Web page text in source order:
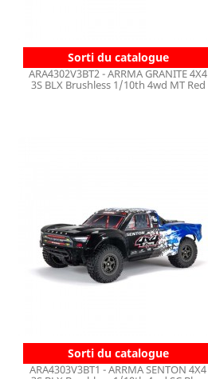
Sorti du catalogue
ARA4302V3BT2 - ARRMA GRANITE 4X4
3S BLX Brushless 1/10th 4wd MT Red
Sorti du catalogue
ARA4303V3BT1 - ARRMA SENTON 4X4